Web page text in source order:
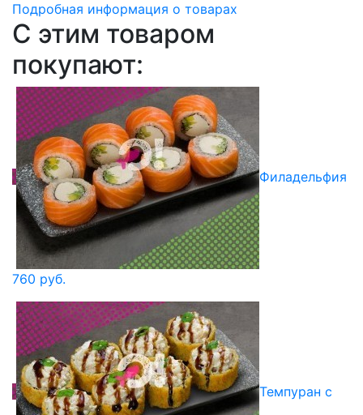
Подробная информация о товарах
C этим товаром
покупают:
Филадельфия
760 руб.
Темпуран с